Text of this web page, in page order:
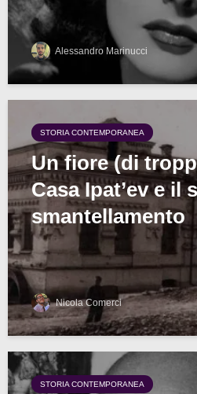
Alessandro Marinucci
STORIA CONTEMPORANEA
Un fiore (di
Casa Ipat’ev e il
smantellamento
Nicola Comerci
STORIA CONTEMPORANEA